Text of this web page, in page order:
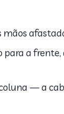
para a
— a